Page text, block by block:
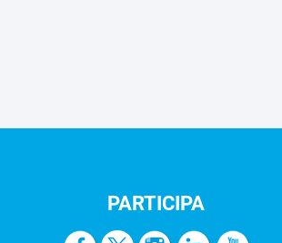
PARTICIPA